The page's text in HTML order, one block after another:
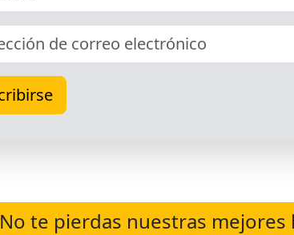
No te pierdas nuestras mejores